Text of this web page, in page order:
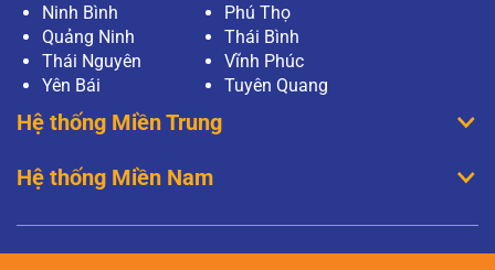
Ninh Bình
Phú Thọ
Quảng Ninh
Thái Bình
Thái Nguyên
Vĩnh Phúc
Yên Bái
Tuyên Quang
Hệ thống Miền Trung
Hệ thống Miền Nam